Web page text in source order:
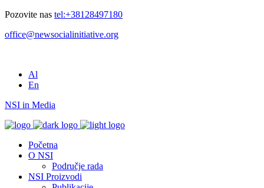
Pozovite nas tel:+38128497180
office@newsocialinitiative.org
Al
En
NSI in Media
Početna
O NSI
Područje rada
NSI Proizvodi